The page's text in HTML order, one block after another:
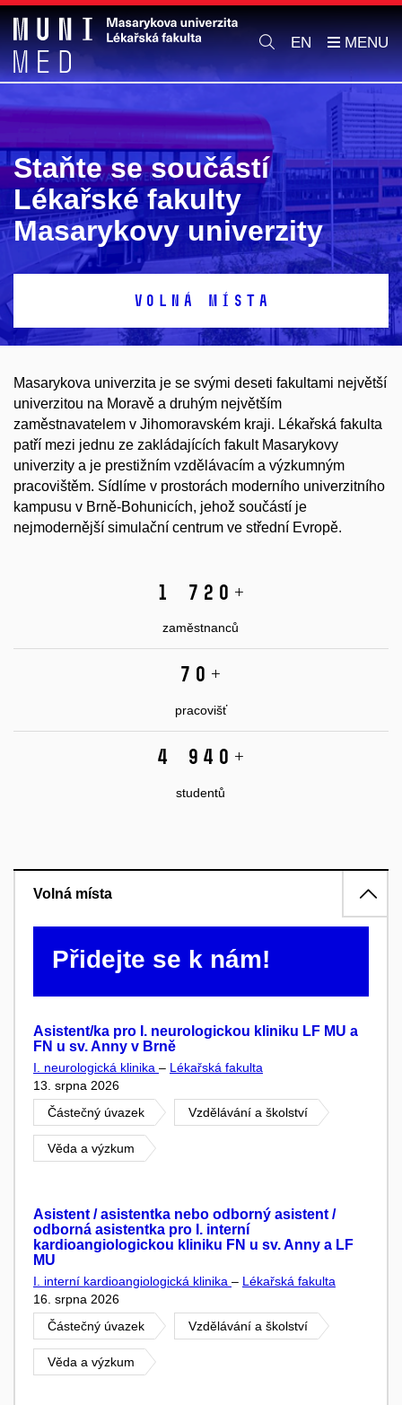
EN
Staňte se součástí
Lékařské fakulty
Masarykovy univerzity
VOLNÁ MÍSTA
Masarykova univerzita je se svými deseti fakultami největší
univerzitou na Moravě a druhým největším
zaměstnavatelem v Jihomoravském kraji. Lékařská fakulta
patří mezi jednu ze zakládajících fakult Masarykovy
univerzity a je prestižním vzdělávacím a výzkumným
pracovištěm. Sídlíme v prostorách moderního univerzitního
kampusu v Brně-Bohunicích, jehož součástí je
nejmodernější simulační centrum ve střední Evropě.
1 720 +
zaměstnanců
70 +
pracovišť
4 940 +
studentů
Volná místa
Přidejte se k nám!
Asistent/ka pro I. neurologickou kliniku LF MU a
FN u sv. Anny v Brně
I. neurologická klinika – Lékařská fakulta
13. srpna 2026
Částečný úvazek
Vzdělávání a školství
Věda a výzkum
Asistent / asistentka nebo odborný asistent /
odborná asistentka pro I. interní
kardioangiologickou kliniku FN u sv. Anny a LF
MU
I. interní kardioangiologická klinika – Lékařská fakulta
16. srpna 2026
Částečný úvazek
Vzdělávání a školství
Věda a výzkum